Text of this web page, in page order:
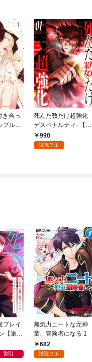
き合っ
プルの
死んだ数だけ超強化 -
デスペナルティ- 【コ
ミック】 （1）
990
試読フル
プレイ
【単行
割引
無気力ニートな元神
童、冒険者になる 1
682
試読フル